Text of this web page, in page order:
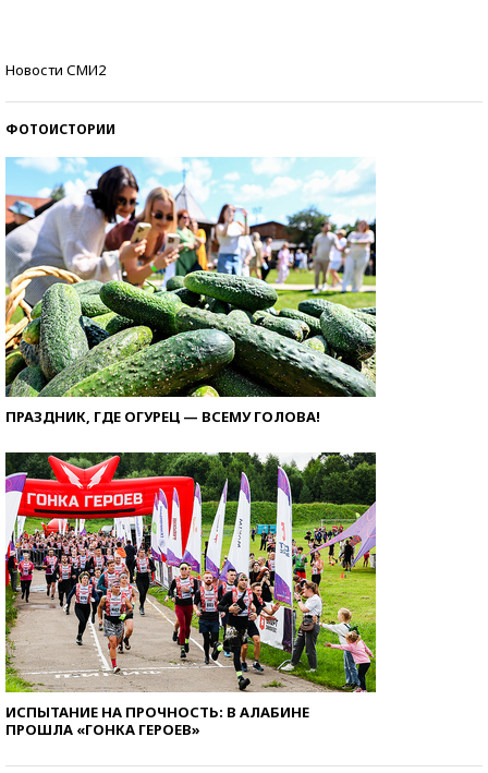
Новости СМИ2
ФОТОИСТОРИИ
ПРАЗДНИК, ГДЕ ОГУРЕЦ — ВСЕМУ ГОЛОВА!
ИСПЫТАНИЕ НА ПРОЧНОСТЬ: В АЛАБИНЕ
ПРОШЛА «ГОНКА ГЕРОЕВ»